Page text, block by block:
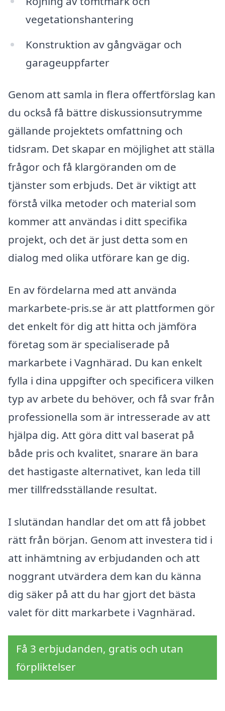
vegetationshantering
Konstruktion av gångvägar och
garageuppfarter
Genom att samla in flera offertförslag kan
du också få bättre diskussionsutrymme
gällande projektets omfattning och
tidsram. Det skapar en möjlighet att ställa
frågor och få klargöranden om de
tjänster som erbjuds. Det är viktigt att
förstå vilka metoder och material som
kommer att användas i ditt specifika
projekt, och det är just detta som en
dialog med olika utförare kan ge dig.
En av fördelarna med att använda
markarbete-pris.se är att plattformen gör
det enkelt för dig att hitta och jämföra
företag som är specialiserade på
markarbete i Vagnhärad. Du kan enkelt
fylla i dina uppgifter och specificera vilken
typ av arbete du behöver, och få svar från
professionella som är intresserade av att
hjälpa dig. Att göra ditt val baserat på
både pris och kvalitet, snarare än bara
det hastigaste alternativet, kan leda till
mer tillfredsställande resultat.
I slutändan handlar det om att få jobbet
rätt från början. Genom att investera tid i
att inhämtning av erbjudanden och att
noggrant utvärdera dem kan du känna
dig säker på att du har gjort det bästa
valet för ditt markarbete i Vagnhärad.
Få 3 erbjudanden, gratis och utan
förpliktelser